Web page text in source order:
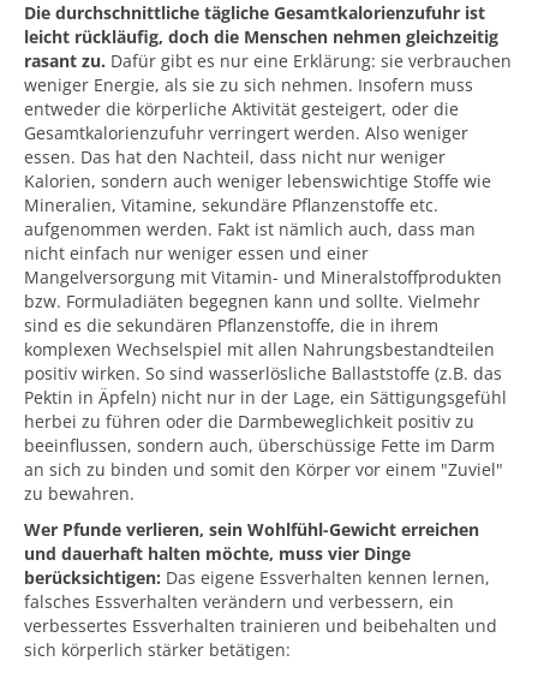
Die durchschnittliche tägliche Gesamtkalorienzufuhr ist
leicht rückläufig, doch die Menschen nehmen gleichzeitig
rasant zu. Dafür gibt es nur eine Erklärung: sie verbrauchen
weniger Energie, als sie zu sich nehmen. Insofern muss
entweder die körperliche Aktivität gesteigert, oder die
Gesamtkalorienzufuhr verringert werden. Also weniger
essen. Das hat den Nachteil, dass nicht nur weniger
Kalorien, sondern auch weniger lebenswichtige Stoffe wie
Mineralien, Vitamine, sekundäre Pflanzenstoffe etc.
aufgenommen werden. Fakt ist nämlich auch, dass man
nicht einfach nur weniger essen und einer
Mangelversorgung mit Vitamin- und Mineralstoffprodukten
bzw. Formuladiäten begegnen kann und sollte. Vielmehr
sind es die sekundären Pflanzenstoffe, die in ihrem
komplexen Wechselspiel mit allen Nahrungsbestandteilen
positiv wirken. So sind wasserlösliche Ballaststoffe (z.B. das
Pektin in Äpfeln) nicht nur in der Lage, ein Sättigungsgefühl
herbei zu führen oder die Darmbeweglichkeit positiv zu
beeinflussen, sondern auch, überschüssige Fette im Darm
an sich zu binden und somit den Körper vor einem "Zuviel"
zu bewahren.
Wer Pfunde verlieren, sein Wohlfühl-Gewicht erreichen
und dauerhaft halten möchte, muss vier Dinge
berücksichtigen: Das eigene Essverhalten kennen lernen,
falsches Essverhalten verändern und verbessern, ein
verbessertes Essverhalten trainieren und beibehalten und
sich körperlich stärker betätigen: